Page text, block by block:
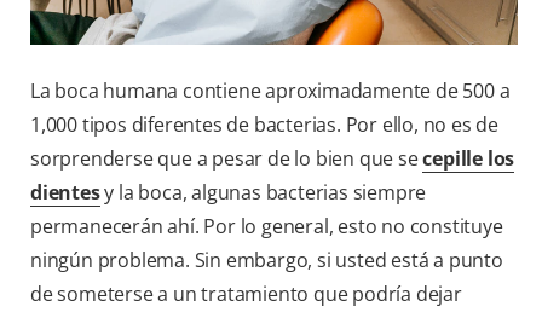
La boca humana contiene aproximadamente de 500 a
1,000 tipos diferentes de bacterias. Por ello, no es de
sorprenderse que a pesar de lo bien que secepille los
dientesy la boca, algunas bacterias siempre
permanecerán ahí. Por lo general, esto no constituye
ningún problema. Sin embargo, si usted está a punto
de someterse a un tratamiento que podría dejar